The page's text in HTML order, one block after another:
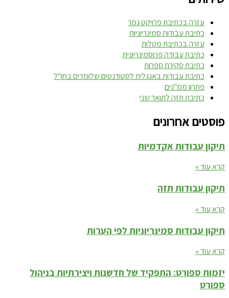
עזרה בכתיבת פרויקט גמר
כתיבת עבודות סמינריוניות
עזרה בכתיבת מטלות
כתיבת עבודה פרוסמינריונית
כתיבת סקירת ספרות
כתיבת עבודות באנגלית לסטודנטים שלומדים בחו"ל
פתרון ממ"נים
כתיבת תזה לתואר שני
פוסטים אחרונים
תיקון עבודות אקדמיות
קרא עוד »
תיקון עבודות תזה
קרא עוד »
תיקון עבודות סמינריוניות לפי הערות
קרא עוד »
יזמות ספורט: התפקיד של חדשנות ויצירתיות בניהול
ספורט